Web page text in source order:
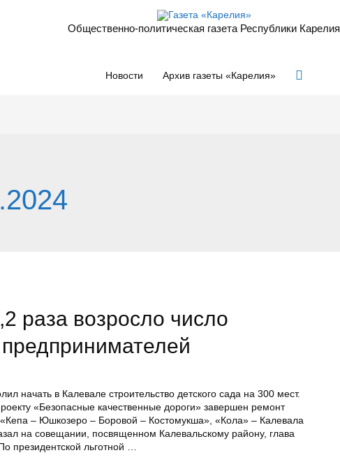
Общественно-политическая газета Республики Карелия
Новости Архив газеты «Карелия» Поиск
раза возросло число
начать в Калевале строительство детского сада на 300 мест.
«Безопасные качественные дороги» завершен ремонт
«Кепа – Юшкозеро – Боровой – Костомукша», «Кола» – Калевала
на совещании, посвященном Калевальскому району, глава
президентской льготной …